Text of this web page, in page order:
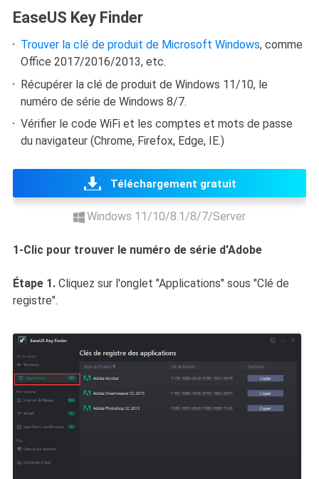
EaseUS Key Finder
Trouver la clé de produit de Microsoft Windows, comme
Office 2017/2016/2013, etc.
Récupérer la clé de produit de Windows 11/10, le
numéro de série de Windows 8/7.
Vérifier le code WiFi et les comptes et mots de passe
du navigateur (Chrome, Firefox, Edge, IE.)
Téléchargement gratuit
Windows 11/10/8.1/8/7/Server
1-Clic pour trouver le numéro de série d'Adobe
Étape 1. Cliquez sur l'onglet "Applications" sous "Clé de
registre".